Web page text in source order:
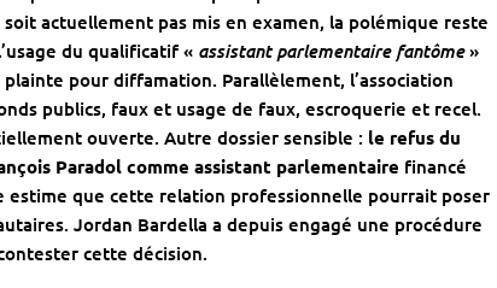
actuellement pas mis en examen, la polémique reste
du qualificatif « assistant parlementaire fantôme»
pour diffamation. Parallèlement, l’association
publics, faux et usage de faux, escroquerie et recel.
ouverte. Autre dossier sensible : le refus du
Paradolcomme assistant parlementaire financé
estime que cette relation professionnelle pourrait poser
Jordan Bardella a depuis engagé une procédure
cette décision.